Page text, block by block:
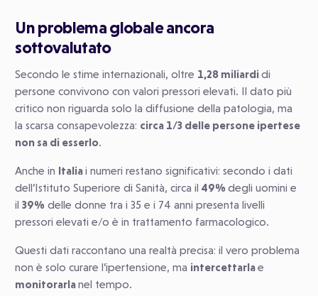
Un problema globale ancora
sottovalutato
Secondo le stime internazionali, oltre 1,28 miliardidi
persone convivono con valori pressori elevati. Il dato più
critico non riguarda solo la diffusione della patologia, ma
la scarsa consapevolezza: circa 1/3 delle persone ipertese
non sa di esserlo.
Anche in Italiai numeri restano significativi: secondo i dati
dell’Istituto Superiore di Sanità, circa il 49%degli uomini e
il39% delle donne tra i 35 e i 74 anni presenta livelli
pressori elevati e/o è in trattamento farmacologico.
Questi dati raccontano una realtà precisa: il vero problema
non è solo curare l’ipertensione, ma intercettarlae
monitorarlanel tempo.